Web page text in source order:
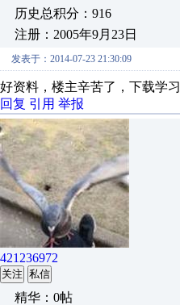
历史总积分：916
注册：2005年9月23日
发表于：2014-07-23 21:30:09
好资料，楼主辛苦了，下载学习
回复 引用 举报
421236972
关注 私信
精华：0帖